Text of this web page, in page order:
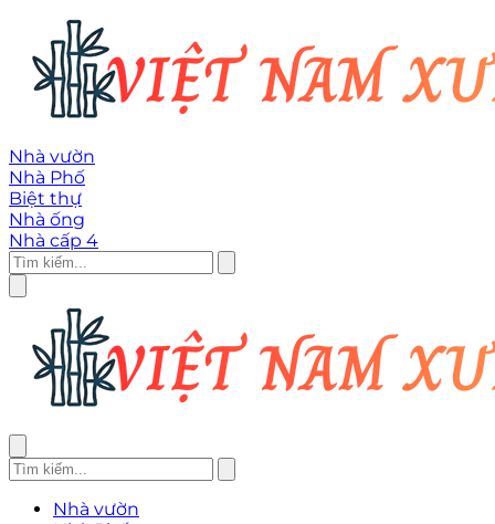
Nhà vườn
Nhà Phố
Biệt thự
Nhà ống
Nhà cấp 4
Nhà vườn